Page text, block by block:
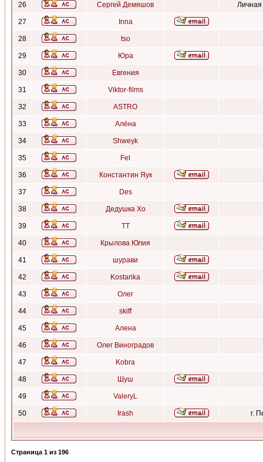
26 Сергей Демяшов Личная
27 Inna
28 tso
29 Юра
30 Евгения
31 Viktor-films
32 ASTRO
33 Алёна
34 Shweyk
35 Fel
36 Константин Яук
37 Des
38 Дедушка Хо
39 ТТ
40 Крылова Юлия
41 шурави
42 Kostarika
43 Олег
44 skiff
45 Алена
46 Олег Виноградов
47 Kobra
48 Шуш
49 ValeryL
50 Irash г.
Страница 1 из 196